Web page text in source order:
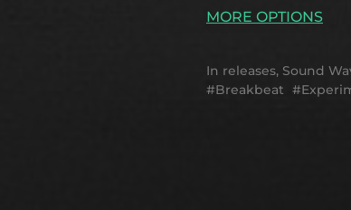
MORE OPTIONS
In releases, Sound
Breakbeat